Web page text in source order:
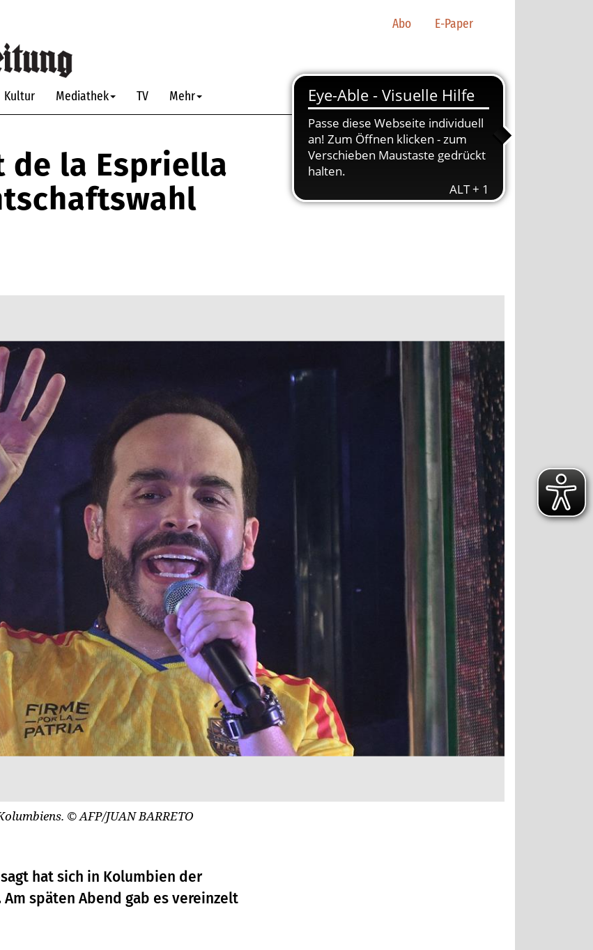
Abo E-Paper
Kultur Mediathek TV Mehr
de la Espriella
© AFP/JUAN BARRETO
hat sich in Kolumbien der
späten Abend gab es vereinzelt